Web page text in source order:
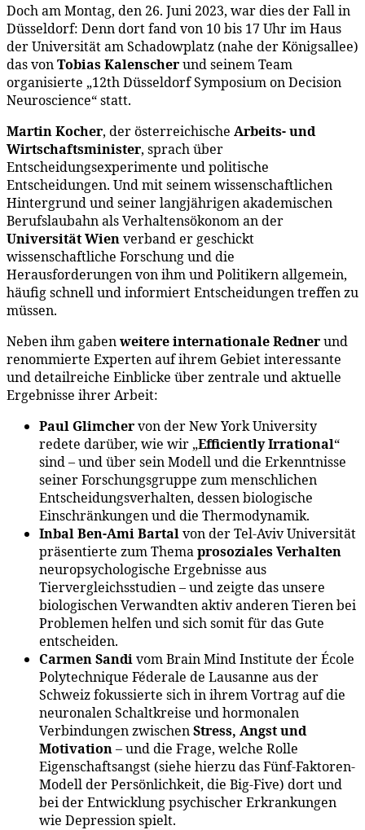
Doch am Montag, den 26. Juni 2023, war dies der Fall in
Düsseldorf: Denn dort fand von 10 bis 17 Uhr im Haus
der Universität am Schadowplatz (nahe der Königsallee)
das vonTobias Kalenscherund seinem Team
organisierte „12th Düsseldorf Symposium on Decision
Neuroscience“ statt.
Martin Kocher, der österreichische Arbeits- und
Wirtschaftsminister, sprach über
Entscheidungsexperimente und politische
Entscheidungen. Und mit seinem wissenschaftlichen
Hintergrund und seiner langjährigen akademischen
Berufslaubahn als Verhaltensökonom an der
Universität Wienverband er geschickt
wissenschaftliche Forschung und die
Herausforderungen von ihm und Politikern allgemein,
häufig schnell und informiert Entscheidungen treffen zu
müssen.
Neben ihm gabenweitere internationale Rednerund
renommierte Experten auf ihrem Gebiet interessante
und detailreiche Einblicke über zentrale und aktuelle
Ergebnisse ihrer Arbeit:
Paul Glimchervon der New York University
redete darüber, wie wir „Efficiently Irrational“
sind – und über sein Modell und die Erkenntnisse
seiner Forschungsgruppe zum menschlichen
Entscheidungsverhalten, dessen biologische
Einschränkungen und die Thermodynamik.
Inbal Ben-Ami Bartalvon der Tel-Aviv Universität
präsentierte zum Themaprosoziales Verhalten
neuropsychologische Ergebnisse aus
Tiervergleichsstudien – und zeigte das unsere
biologischen Verwandten aktiv anderen Tieren bei
Problemen helfen und sich somit für das Gute
entscheiden.
Carmen Sandivom Brain Mind Institute der École
Polytechnique Féderale de Lausanne aus der
Schweiz fokussierte sich in ihrem Vortrag auf die
neuronalen Schaltkreise und hormonalen
Verbindungen zwischenStress, Angst und
Motivation– und die Frage, welche Rolle
Eigenschaftsangst (siehe hierzu das Fünf-Faktoren-
Modell der Persönlichkeit, die Big-Five) dort und
bei der Entwicklung psychischer Erkrankungen
wie Depression spielt.